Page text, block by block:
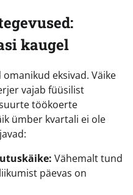
kaugel
eksivad. Väike
vajab füüsilist
töökoerte
ümber kvartali ei ole
Vähemalt tund
päevas on